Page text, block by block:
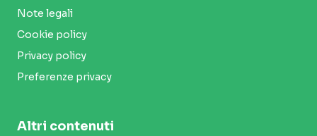
Note legali
Cookie policy
Privacy policy
Preferenze privacy
Altri contenuti